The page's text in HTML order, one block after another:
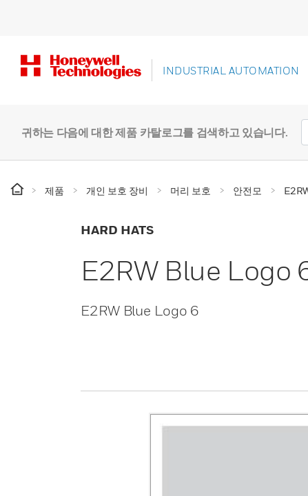
INDUSTRIAL AUTOMATION
귀하는 다음에 대한 제품 카탈로그를 검색하고 있습니다.
제품 개인 보호 장비 머리 보호 안전모
HARD HATS
E2RW Blue Logo
E2RW Blue Logo 6